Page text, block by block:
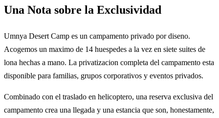
Una Nota sobre la Exclusividad
Umnya Desert Camp es un campamento privado por diseno.
Acogemos un maximo de 14 huespedes a la vez en siete suites de
lona hechas a mano. La privatizacion completa del campamento esta
disponible para familias, grupos corporativos y eventos privados.
Combinado con el traslado en helicoptero, una reserva exclusiva del
campamento crea una llegada y una estancia que son, honestamente,